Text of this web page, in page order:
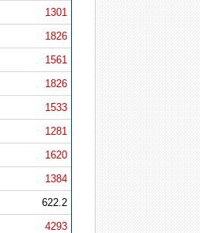
1301
1826
1561
1826
1533
1281
1620
1384
622.2
4293